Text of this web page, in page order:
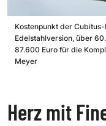
Kostenpunkt der
Edelstahlversion, über
87.600 Euro für die
Meyer
Herz mit